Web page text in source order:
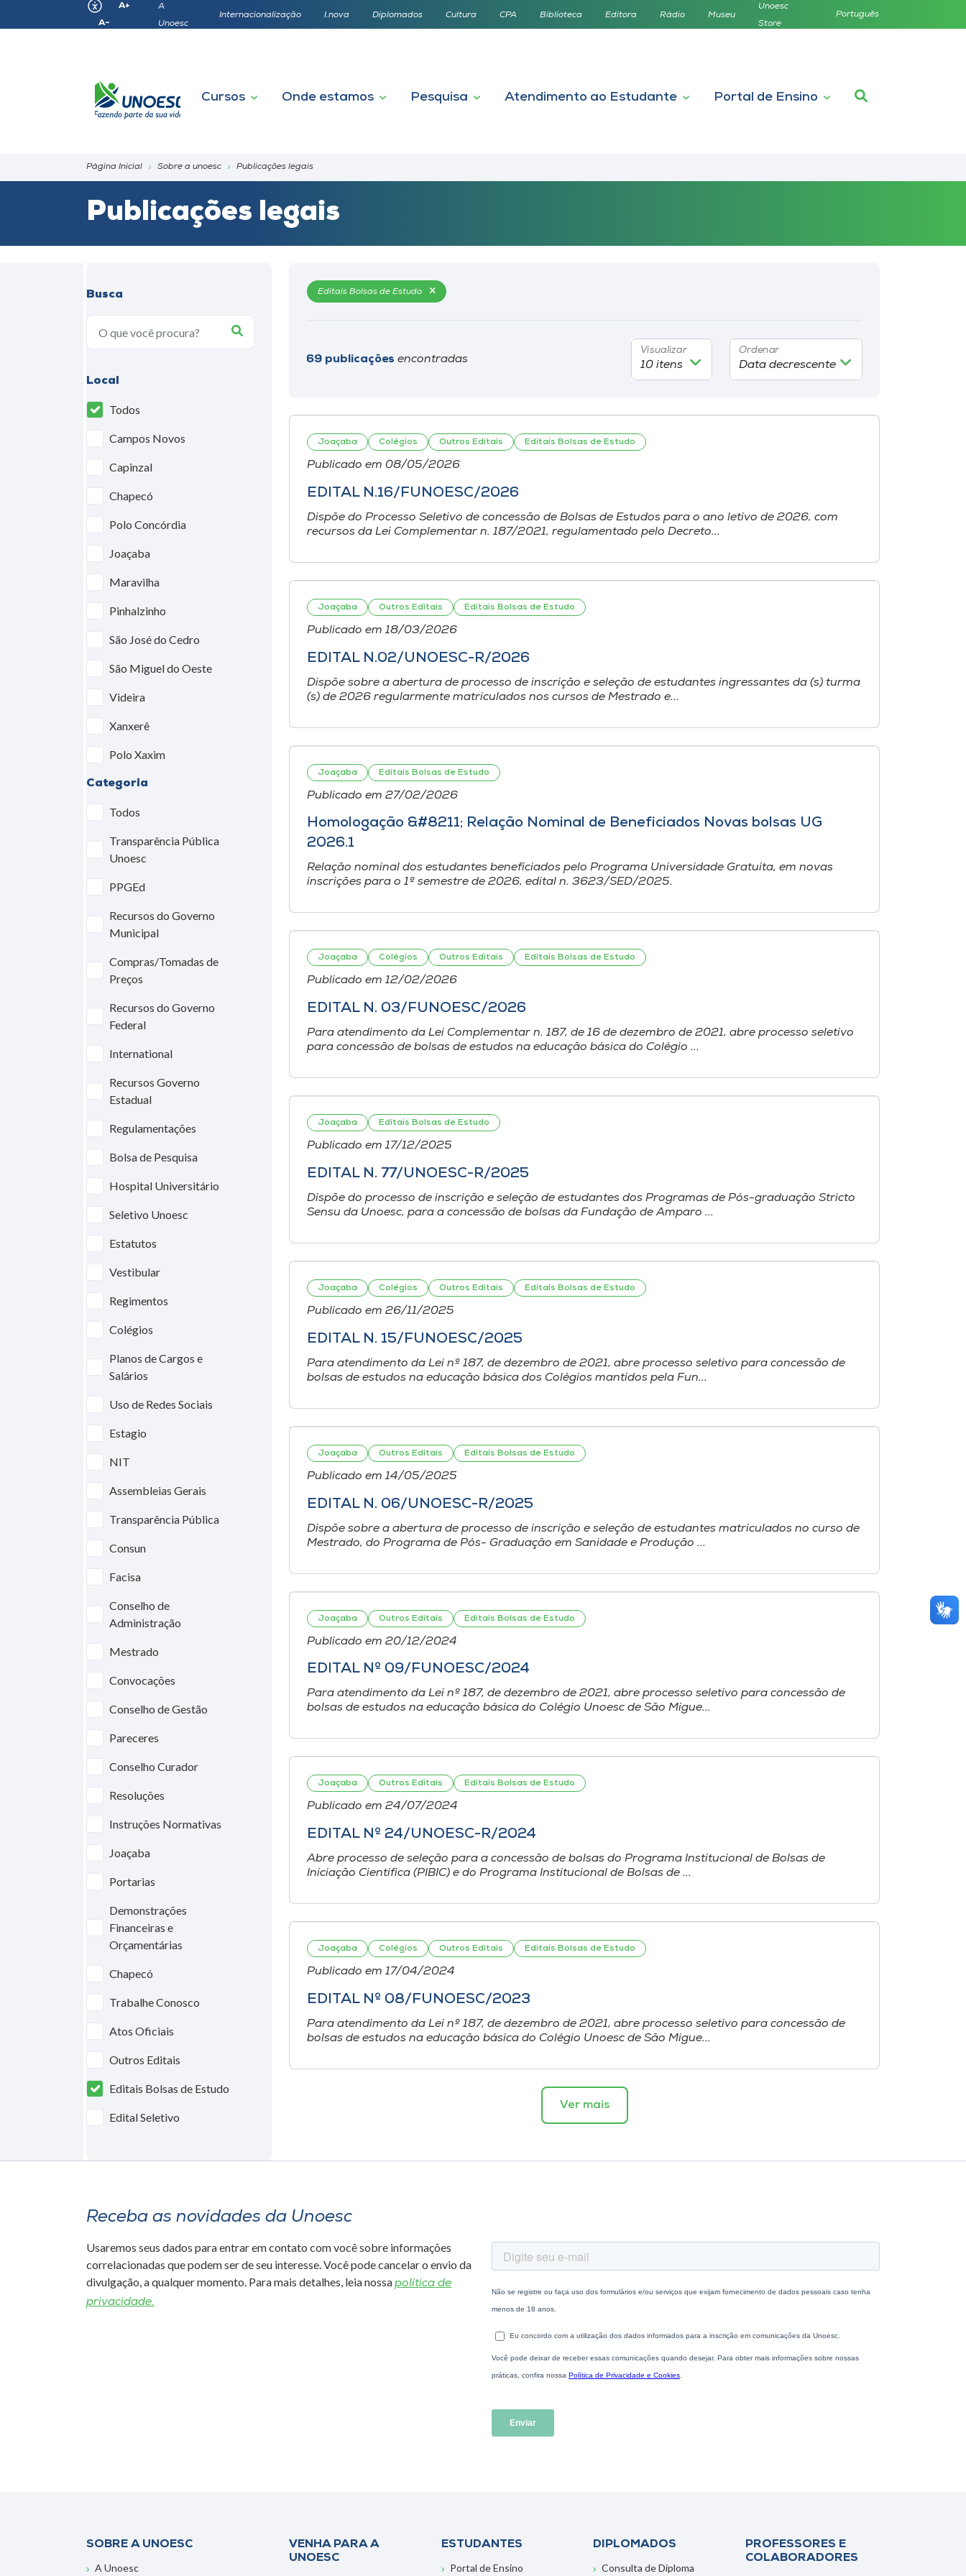
A+
A-
A
Unoesc
Internacionalização I.nova Diplomados Cultura CPA Biblioteca Editora Rádio Museu
Unoesc
Store
Português
Cursos Onde estamos Pesquisa Atendimento ao Estudante Portal de Ensino
Página Inicial Sobre a unoesc Publicações legais
Publicações legais
Busca
Local
Todos
Campos Novos
Capinzal
Chapecó
Polo Concórdia
Joaçaba
Maravilha
Pinhalzinho
São José do Cedro
São Miguel do Oeste
Videira
Xanxerê
Polo Xaxim
Categoria
Todos
Transparência Pública
Unoesc
PPGEd
Recursos do Governo
Municipal
Compras/Tomadas de
Preços
Recursos do Governo
Federal
International
Recursos Governo
Estadual
Regulamentações
Bolsa de Pesquisa
Hospital Universitário
Seletivo Unoesc
Estatutos
Vestibular
Regimentos
Colégios
Planos de Cargos e
Salários
Uso de Redes Sociais
Estagio
NIT
Assembleias Gerais
Transparência Pública
Consun
Facisa
Conselho de
Administração
Mestrado
Convocações
Conselho de Gestão
Pareceres
Conselho Curador
Resoluções
Instruções Normativas
Joaçaba
Portarias
Demonstrações
Financeiras e
Orçamentárias
Chapecó
Trabalhe Conosco
Atos Oficiais
Outros Editais
Editais Bolsas de Estudo
Edital Seletivo
Editais Bolsas de Estudo
69 publicações encontradas
Visualizar Ordenar
Joaçaba Colégios Outros Editais Editais Bolsas de Estudo
Publicado em 08/05/2026
EDITAL N.16/FUNOESC/2026
Dispõe do Processo Seletivo de concessão de Bolsas de Estudos para o ano letivo de 2026, com
recursos da Lei Complementar n. 187/2021, regulamentado pelo Decreto...
Joaçaba Outros Editais Editais Bolsas de Estudo
Publicado em 18/03/2026
EDITAL N.02/UNOESC-R/2026
Dispõe sobre a abertura de processo de inscrição e seleção de estudantes ingressantes da (s) turma
(s) de 2026 regularmente matriculados nos cursos de Mestrado e...
Joaçaba Editais Bolsas de Estudo
Publicado em 27/02/2026
Homologação &#8211; Relação Nominal de Beneficiados Novas bolsas UG
2026.1
Relação nominal dos estudantes beneficiados pelo Programa Universidade Gratuita, em novas
inscrições para o 1º semestre de 2026, edital n. 3623/SED/2025.
Joaçaba Colégios Outros Editais Editais Bolsas de Estudo
Publicado em 12/02/2026
EDITAL N. 03/FUNOESC/2026
Para atendimento da Lei Complementar n. 187, de 16 de dezembro de 2021, abre processo seletivo
para concessão de bolsas de estudos na educação básica do Colégio ...
Joaçaba Editais Bolsas de Estudo
Publicado em 17/12/2025
EDITAL N. 77/UNOESC-R/2025
Dispõe do processo de inscrição e seleção de estudantes dos Programas de Pós-graduação Stricto
Sensu da Unoesc, para a concessão de bolsas da Fundação de Amparo ...
Joaçaba Colégios Outros Editais Editais Bolsas de Estudo
Publicado em 26/11/2025
EDITAL N. 15/FUNOESC/2025
Para atendimento da Lei nº 187, de dezembro de 2021, abre processo seletivo para concessão de
bolsas de estudos na educação básica dos Colégios mantidos pela Fun...
Joaçaba Outros Editais Editais Bolsas de Estudo
Publicado em 14/05/2025
EDITAL N. 06/UNOESC-R/2025
Dispõe sobre a abertura de processo de inscrição e seleção de estudantes matriculados no curso de
Mestrado, do Programa de Pós- Graduação em Sanidade e Produção ...
Joaçaba Outros Editais Editais Bolsas de Estudo
Publicado em 20/12/2024
EDITAL Nº 09/FUNOESC/2024
Para atendimento da Lei nº 187, de dezembro de 2021, abre processo seletivo para concessão de
bolsas de estudos na educação básica do Colégio Unoesc de São Migue...
Joaçaba Outros Editais Editais Bolsas de Estudo
Publicado em 24/07/2024
EDITAL Nº 24/UNOESC-R/2024
Abre processo de seleção para a concessão de bolsas do Programa Institucional de Bolsas de
Iniciação Científica (PIBIC) e do Programa Institucional de Bolsas de ...
Joaçaba Colégios Outros Editais Editais Bolsas de Estudo
Publicado em 17/04/2024
EDITAL Nº 08/FUNOESC/2023
Para atendimento da Lei nº 187, de dezembro de 2021, abre processo seletivo para concessão de
bolsas de estudos na educação básica do Colégio Unoesc de São Migue...
Ver mais
Receba as novidades da Unoesc
Usaremos seus dados para entrar em contato com você sobre informações
correlacionadas que podem ser de seu interesse. Você pode cancelar o envio da
divulgação, a qualquer momento. Para mais detalhes, leia nossapolítica de
privacidade.
SOBRE A UNOESC
A Unoesc
VENHA PARA A
UNOESC
ESTUDANTES
Portal de Ensino
DIPLOMADOS
Consulta de Diploma
PROFESSORES E
COLABORADORES